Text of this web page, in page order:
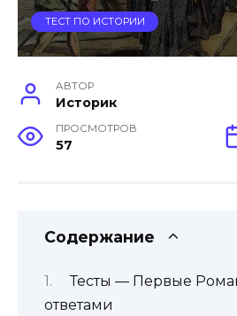
ТЕСТ ПО ИСТОРИИ
АВТОР
Историк
ПРОСМОТРОВ
57
Содержание
Тесты — Первые
ответами